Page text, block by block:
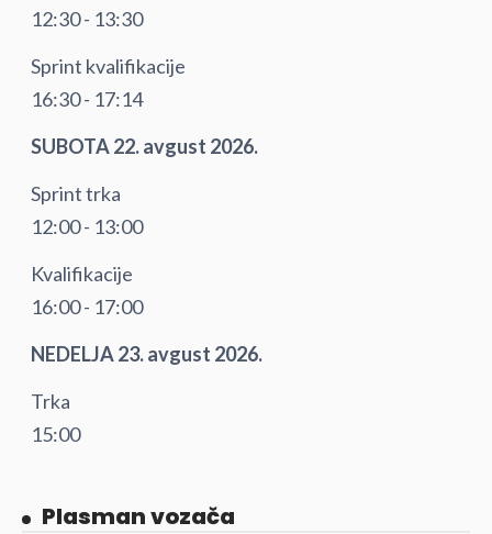
12:30 - 13:30
Sprint kvalifikacije
16:30 - 17:14
SUBOTA 22. avgust 2026.
Sprint trka
12:00 - 13:00
Kvalifikacije
16:00 - 17:00
NEDELJA 23. avgust 2026.
Trka
15:00
Plasman vozača